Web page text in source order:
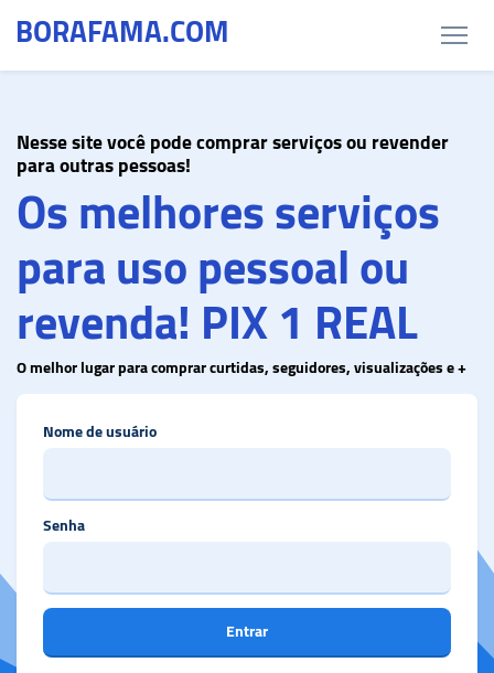
BORAFAMA.COM
Nesse site você pode comprar serviços ou revender
para outras pessoas!
Os melhores serviços
para uso pessoal ou
revenda! PIX 1 REAL
O melhor lugar para comprar curtidas, seguidores, visualizações e +
Nome de usuário
Senha
Entrar